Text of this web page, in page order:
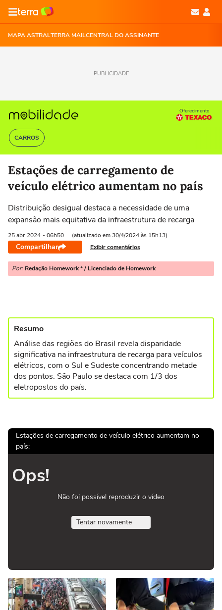
MAPA ASTRALTERRA MAILCENTRAL DO ASSINANTE
PUBLICIDADE
CARROS
Oferecimento
Estações de carregamento de
veículo elétrico aumentam no país
Distribuição desigual destaca a necessidade de uma
expansão mais equitativa da infraestrutura de recarga
25 abr 2024 - 06h50 (atualizado em 30/4/2024 às 15h13)
Compartilhar Exibir comentários
Por: Redação Homework * / Licenciado de Homework
Resumo
Análise das regiões do Brasil revela disparidade
significativa na infraestrutura de recarga para veículos
elétricos, com o Sul e Sudeste concentrando metade
dos pontos. São Paulo se destaca com 1/3 dos
eletropostos do país.
Estações de carregamento de veículo elétrico aumentam no
país:
Ops!
Não foi possível reproduzir o vídeo
Tentar novamente